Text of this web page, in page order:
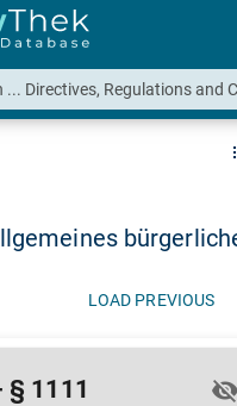
LOAD PREVIOUS
§ 1111 visibility_off